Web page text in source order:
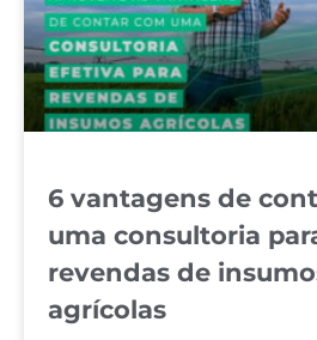
6 vantagens de
uma consultoria
revendas de
agrícolas